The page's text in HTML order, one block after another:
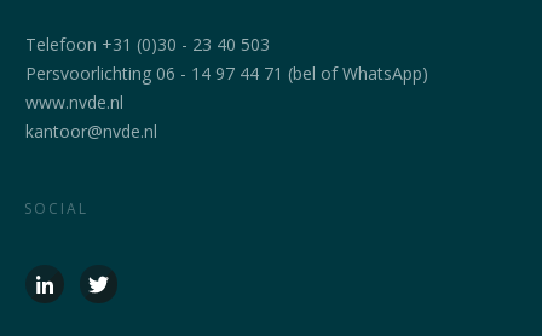
Telefoon +31 (0)30 - 23 40 503
Persvoorlichting 06 - 14 97 44 71 (bel of WhatsApp)
www.nvde.nl
kantoor@nvde.nl
SOCIAL